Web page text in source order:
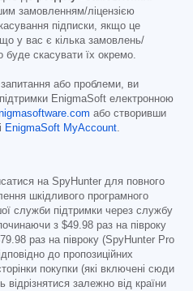
замовленням/ліцензією
підписки, якщо це
у вас є кілька замовлень/
буде скасувати їх окремо.
або проблеми, ви
EnigmaSoft електронною
або створивши
EnigmaSoft MyAccount.
на SpyHunter для повного
шкідливого програмного
служби підтримки через службу
з $49.98 раз на півроку
раз на півроку (SpyHunter Pro
до пропозиційних
покупки (які включені сюди
залежно від країни